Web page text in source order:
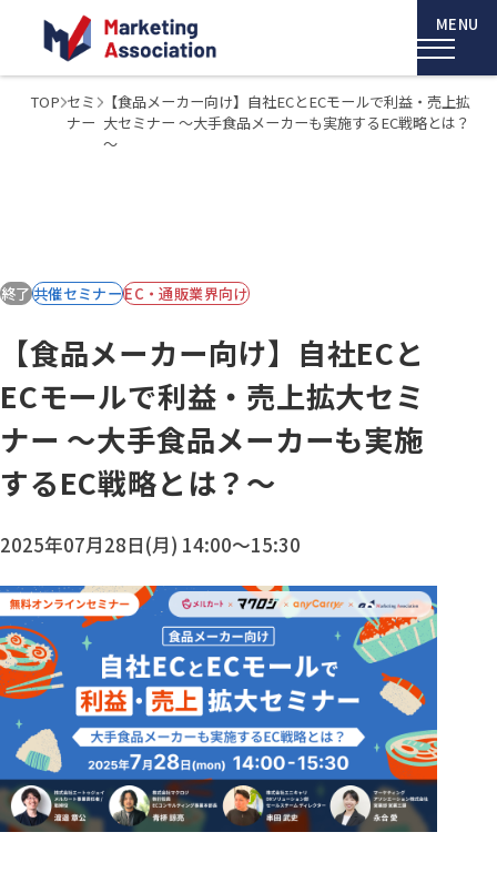
TOP セミ
ナー
【食品メーカー向け】自社ECとECモールで利益・売上拡
大セミナー ～大手食品メーカーも実施するEC戦略とは？
～
終了共催セミナーEC・通販業界向け
【食品メーカー向け】自社ECと
ECモールで利益・売上拡大セミ
ナー ～大手食品メーカーも実施
するEC戦略とは？～
2025年07月28日(月) 14:00～15:30